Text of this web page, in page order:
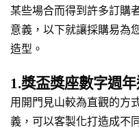
某些場合而得到許多訂購
意義，以下就讓採購易為
造型。
1.獎盃獎座數字週
用開門見山較為直觀的方
義，可以客製化打造成不